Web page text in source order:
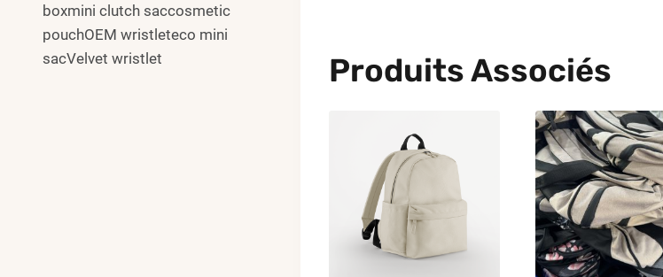
Produits Associés
boxmini clutch saccosmetic
pouchOEM wristleteco mini
sacVelvet wristlet